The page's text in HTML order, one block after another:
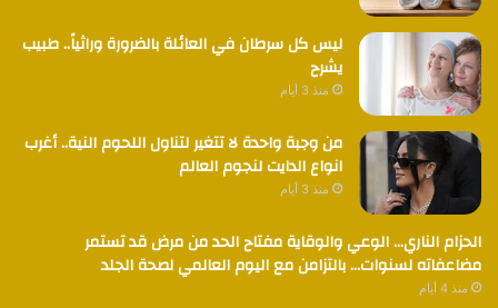
ليس كل سرطان في العائلة بالضرورة وراثياً.. طبيب
يشرح
منذ 3 أيام
من وجبة واحدة لا تتغير لتناول اللحوم النية.. أغرب
انواع الدايت لنجوم العالم
منذ 3 أيام
الحزام الناري… الوعي والوقاية مفتاح الحد من مرض قد تستمر
مضاعفاته لسنوات… بالتزامن مع اليوم العالمي لصحة الجلد
منذ 4 أيام